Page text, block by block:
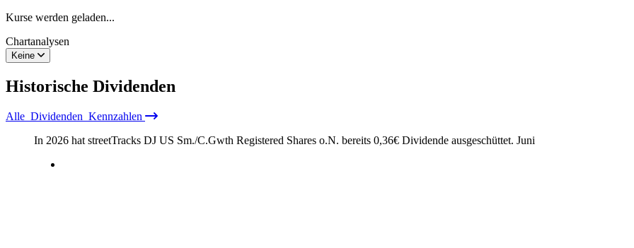
Kurse werden geladen...
Chartanalysen
Keine
Historische Dividenden
Alle Dividenden Kennzahlen
In 2026 hat streetTracks DJ US Sm./C.Gwth Registered Shares o.N. bereits 0,36€ Dividende ausgeschüttet. Juni